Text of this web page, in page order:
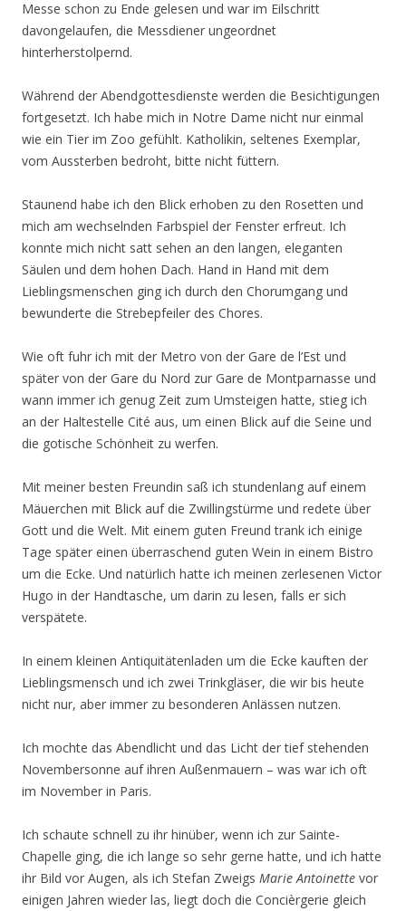
Messe schon zu Ende gelesen und war im Eilschritt
davongelaufen, die Messdiener ungeordnet
hinterherstolpernd.
Während der Abendgottesdienste werden die Besichtigungen
fortgesetzt. Ich habe mich in Notre Dame nicht nur einmal
wie ein Tier im Zoo gefühlt. Katholikin, seltenes Exemplar,
vom Aussterben bedroht, bitte nicht füttern.
Staunend habe ich den Blick erhoben zu den Rosetten und
mich am wechselnden Farbspiel der Fenster erfreut. Ich
konnte mich nicht satt sehen an den langen, eleganten
Säulen und dem hohen Dach. Hand in Hand mit dem
Lieblingsmenschen ging ich durch den Chorumgang und
bewunderte die Strebepfeiler des Chores.
Wie oft fuhr ich mit der Metro von der Gare de l’Est und
später von der Gare du Nord zur Gare de Montparnasse und
wann immer ich genug Zeit zum Umsteigen hatte, stieg ich
an der Haltestelle Cité aus, um einen Blick auf die Seine und
die gotische Schönheit zu werfen.
Mit meiner besten Freundin saß ich stundenlang auf einem
Mäuerchen mit Blick auf die Zwillingstürme und redete über
Gott und die Welt. Mit einem guten Freund trank ich einige
Tage später einen überraschend guten Wein in einem Bistro
um die Ecke. Und natürlich hatte ich meinen zerlesenen Victor
Hugo in der Handtasche, um darin zu lesen, falls er sich
verspätete.
In einem kleinen Antiquitätenladen um die Ecke kauften der
Lieblingsmensch und ich zwei Trinkgläser, die wir bis heute
nicht nur, aber immer zu besonderen Anlässen nutzen.
Ich mochte das Abendlicht und das Licht der tief stehenden
Novembersonne auf ihren Außenmauern – was war ich oft
im November in Paris.
Ich schaute schnell zu ihr hinüber, wenn ich zur Sainte-
Chapelle ging, die ich lange so sehr gerne hatte, und ich hatte
ihr Bild vor Augen, als ich Stefan Zweigs Marie Antoinette vor
einigen Jahren wieder las, liegt doch die Concièrgerie gleich